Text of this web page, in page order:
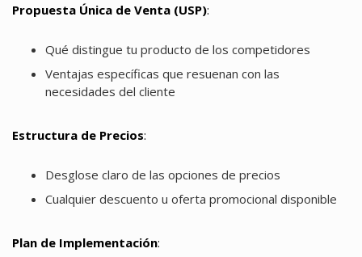
Propuesta Única de Venta (USP):
Qué distingue tu producto de los competidores
Ventajas específicas que resuenan con las
necesidades del cliente
Estructura de Precios:
Desglose claro de las opciones de precios
Cualquier descuento u oferta promocional disponible
Plan de Implementación: